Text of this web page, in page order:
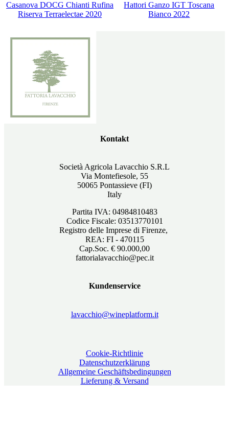
Casanova DOCG Chianti Rufina
Riserva Terraelectae 2020
Hattori Ganzo IGT Toscana
Bianco 2022
Kontakt
Società Agricola Lavacchio S.R.L
Via Montefiesole, 55
50065 Pontassieve (FI)
Italy
Partita IVA: 04984810483
Codice Fiscale: 03513770101
Registro delle Imprese di Firenze,
REA: FI - 470115
Cap.Soc. € 90.000,00
fattorialavacchio@pec.it
Kundenservice
lavacchio@wineplatform.it
Cookie-Richtlinie
Datenschutzerklärung
Allgemeine Geschäftsbedingungen
Lieferung & Versand